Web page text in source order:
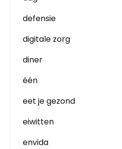
defensie
digitale zorg
diner
één
eet je gezond
eiwitten
envida